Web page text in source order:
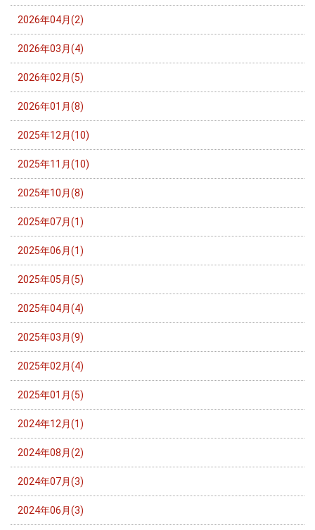
2026年04月(2)
2026年03月(4)
2026年02月(5)
2026年01月(8)
2025年12月(10)
2025年11月(10)
2025年10月(8)
2025年07月(1)
2025年06月(1)
2025年05月(5)
2025年04月(4)
2025年03月(9)
2025年02月(4)
2025年01月(5)
2024年12月(1)
2024年08月(2)
2024年07月(3)
2024年06月(3)